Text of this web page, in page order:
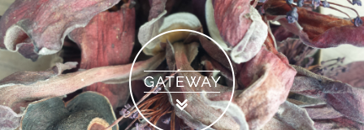
Skip
to
content